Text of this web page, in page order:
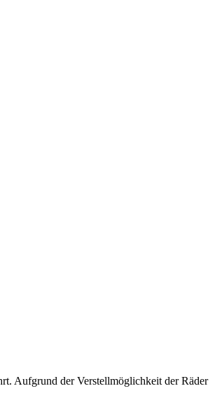
Aufgrund der Verstellmöglichkeit der Räder